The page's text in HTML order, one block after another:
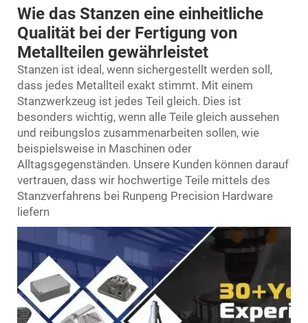
Wie das Stanzen eine einheitliche
Qualität bei der Fertigung von
Metallteilen gewährleistet
Stanzen ist ideal, wenn sichergestellt werden soll,
dass jedes Metallteil exakt stimmt. Mit einem
Stanzwerkzeug ist jedes Teil gleich. Dies ist
besonders wichtig, wenn alle Teile gleich aussehen
und reibungslos zusammenarbeiten sollen, wie
beispielsweise in Maschinen oder
Alltagsgegenständen. Unsere Kunden können darauf
vertrauen, dass wir hochwertige Teile mittels des
Stanzverfahrens bei Runpeng Precision Hardware
liefern